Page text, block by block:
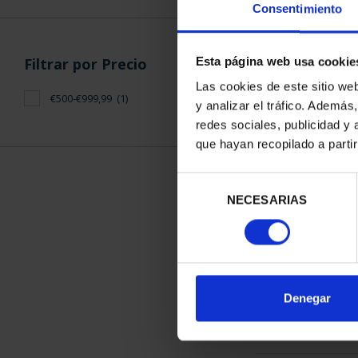
Consentimiento
Esta página web usa
Las cookies de este sitio
y analizar el tráfico.
redes sociales, publicidad y
que hayan recopilado a
consentimiento
NECESARIAS
Denegar
Filtrar por Precio
€500-€999,99 (1)
(2023)
ORDENAR POR: